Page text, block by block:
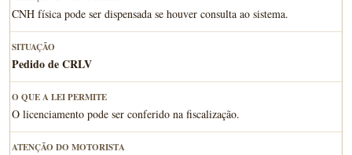
CNH física pode ser dispensada se houver consulta ao sistema.
Pedido de CRLV
O licenciamento pode ser conferido na fiscalização.